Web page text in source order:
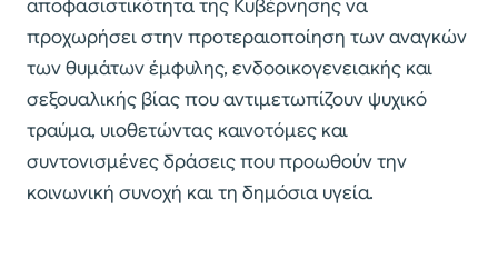
αποφασιστικότητα της Κυβέρνησης να
προχωρήσει στην προτεραιοποίηση των αναγκών
των θυμάτων έμφυλης, ενδοοικογενειακής και
σεξουαλικής βίας που αντιμετωπίζουν ψυχικό
τραύμα, υιοθετώντας καινοτόμες και
συντονισμένες δράσεις που προωθούν την
κοινωνική συνοχή και τη δημόσια υγεία.